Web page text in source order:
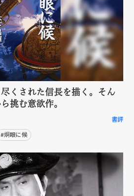
くされた信長を描く。そん
挑む意欲作。
書評
#炯眼に候